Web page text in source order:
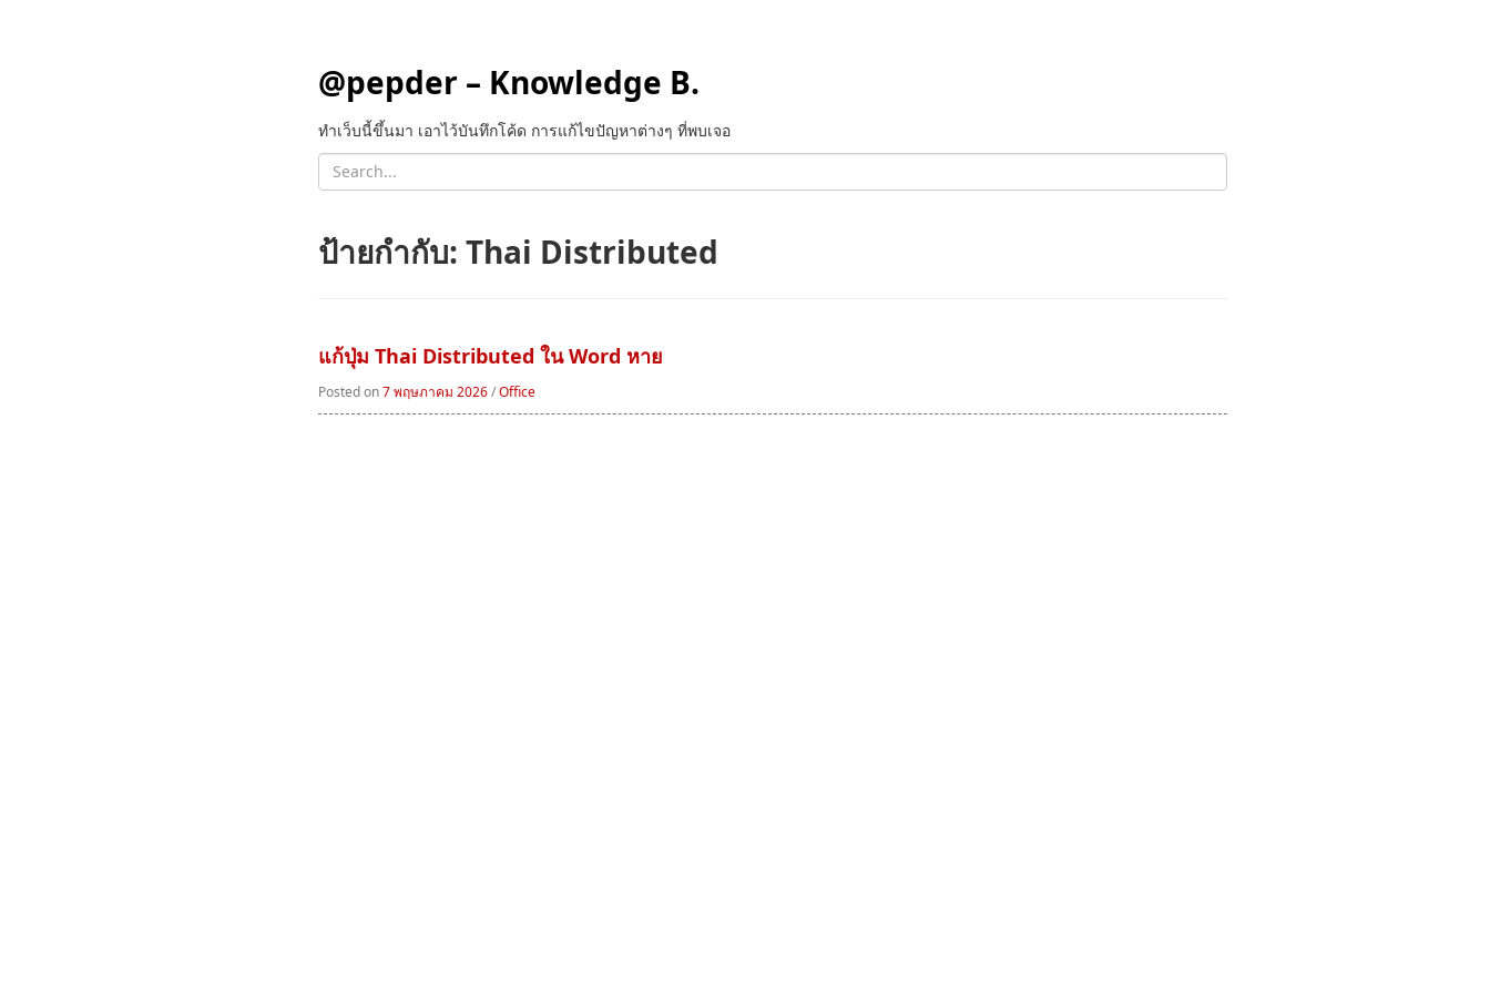
@pepder – Knowledge B.
ทำเว็บนี้ขึ้นมา เอาไว้บันทึกโค้ด การแก้ไขปัญหาต่างๆ ที่พบเจอ
ป้ายกำกับ: Thai Distributed
แก้ปุ่ม Thai Distributed ใน Word หาย
Posted on7 พฤษภาคม 2026/Office